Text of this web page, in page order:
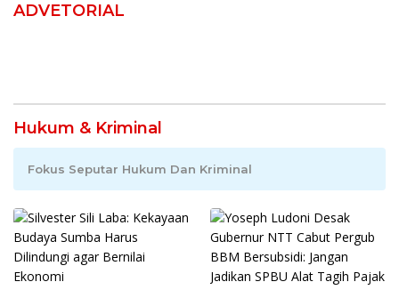
ADVETORIAL
Hukum & Kriminal
Fokus Seputar Hukum Dan Kriminal